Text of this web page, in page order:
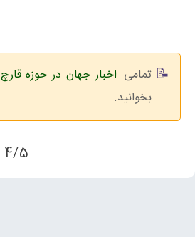
تمامی اخبار جهان در حوزه قارچ
بخوانید.
4/5 - (1 امتیاز)